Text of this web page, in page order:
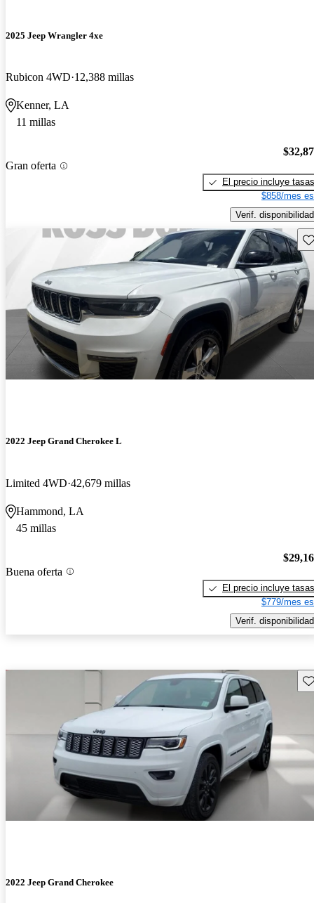
2025 Jeep Wrangler 4xe
Rubicon 4WD 12,388 millas
Kenner, LA
11 millas
Gran oferta
El precio incluye tasas
$858/mes
Verif. disponibilidad
2022 Jeep Grand Cherokee L
Limited 4WD 42,679 millas
Hammond, LA
45 millas
Buena oferta
El precio incluye tasas
$779/mes
Verif. disponibilidad
2022 Jeep Grand Cherokee